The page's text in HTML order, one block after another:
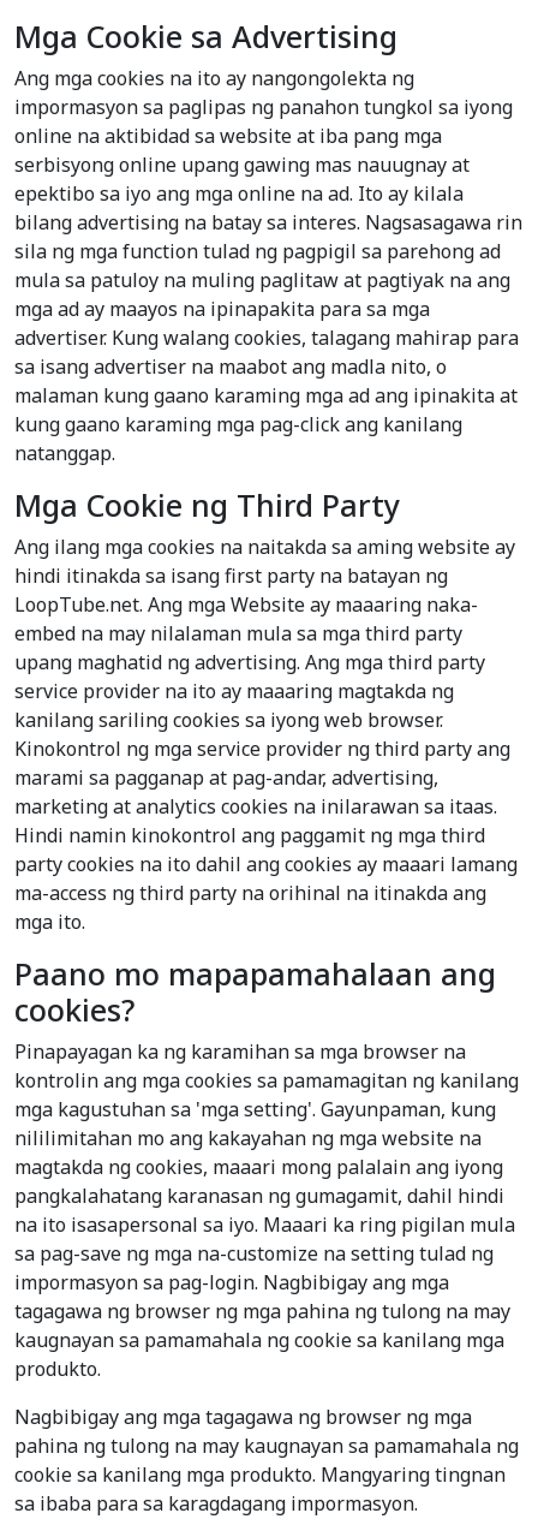
Mga Cookie sa Advertising
Ang mga cookies na ito ay nangongolekta ng
impormasyon sa paglipas ng panahon tungkol sa iyong
online na aktibidad sa website at iba pang mga
serbisyong online upang gawing mas nauugnay at
epektibo sa iyo ang mga online na ad. Ito ay kilala
bilang advertising na batay sa interes. Nagsasagawa rin
sila ng mga function tulad ng pagpigil sa parehong ad
mula sa patuloy na muling paglitaw at pagtiyak na ang
mga ad ay maayos na ipinapakita para sa mga
advertiser. Kung walang cookies, talagang mahirap para
sa isang advertiser na maabot ang madla nito, o
malaman kung gaano karaming mga ad ang ipinakita at
kung gaano karaming mga pag-click ang kanilang
natanggap.
Mga Cookie ng Third Party
Ang ilang mga cookies na naitakda sa aming website ay
hindi itinakda sa isang first party na batayan ng
LoopTube.net. Ang mga Website ay maaaring naka-
embed na may nilalaman mula sa mga third party
upang maghatid ng advertising. Ang mga third party
service provider na ito ay maaaring magtakda ng
kanilang sariling cookies sa iyong web browser.
Kinokontrol ng mga service provider ng third party ang
marami sa pagganap at pag-andar, advertising,
marketing at analytics cookies na inilarawan sa itaas.
Hindi namin kinokontrol ang paggamit ng mga third
party cookies na ito dahil ang cookies ay maaari lamang
ma-access ng third party na orihinal na itinakda ang
mga ito.
Paano mo mapapamahalaan ang
cookies?
Pinapayagan ka ng karamihan sa mga browser na
kontrolin ang mga cookies sa pamamagitan ng kanilang
mga kagustuhan sa 'mga setting'. Gayunpaman, kung
nililimitahan mo ang kakayahan ng mga website na
magtakda ng cookies, maaari mong palalain ang iyong
pangkalahatang karanasan ng gumagamit, dahil hindi
na ito isasapersonal sa iyo. Maaari ka ring pigilan mula
sa pag-save ng mga na-customize na setting tulad ng
impormasyon sa pag-login. Nagbibigay ang mga
tagagawa ng browser ng mga pahina ng tulong na may
kaugnayan sa pamamahala ng cookie sa kanilang mga
produkto.
Nagbibigay ang mga tagagawa ng browser ng mga
pahina ng tulong na may kaugnayan sa pamamahala ng
cookie sa kanilang mga produkto. Mangyaring tingnan
sa ibaba para sa karagdagang impormasyon.